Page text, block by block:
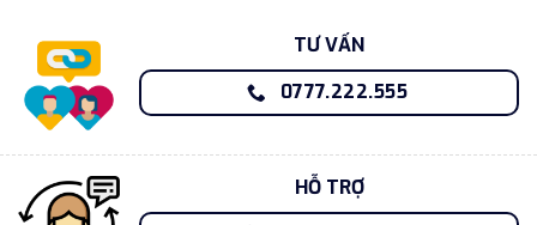
TƯ VẤN
0777.222.555
HỖ TRỢ